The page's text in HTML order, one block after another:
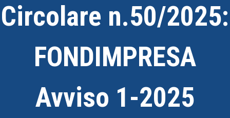
Circolare n.50/2025:
FONDIMPRESA
Avviso 1-2025